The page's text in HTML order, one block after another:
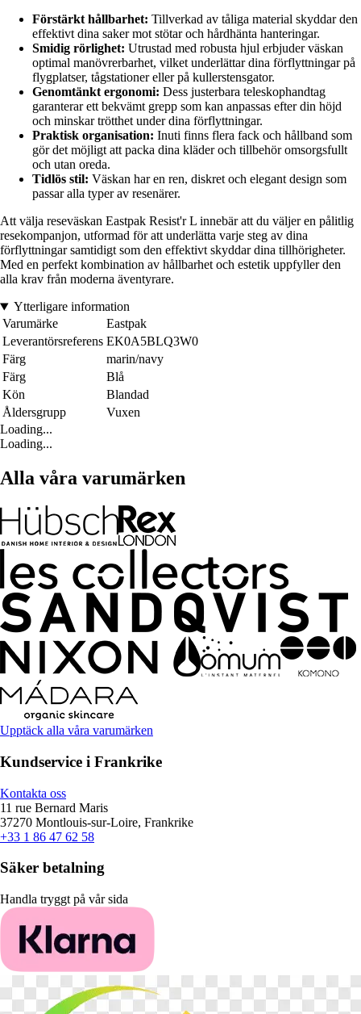
Förstärkt hållbarhet: Tillverkad av tåliga material skyddar den
effektivt dina saker mot stötar och hårdhänta hanteringar.
Smidig rörlighet: Utrustad med robusta hjul erbjuder väskan
optimal manövrerbarhet, vilket underlättar dina förflyttningar på
flygplatser, tågstationer eller på kullerstensgator.
Genomtänkt ergonomi: Dess justerbara teleskophandtag
garanterar ett bekvämt grepp som kan anpassas efter din höjd
och minskar trötthet under dina förflyttningar.
Praktisk organisation: Inuti finns flera fack och hållband som
gör det möjligt att packa dina kläder och tillbehör omsorgsfullt
och utan oreda.
Tidlös stil: Väskan har en ren, diskret och elegant design som
passar alla typer av resenärer.
Att välja reseväskan Eastpak Resist'r L innebär att du väljer en pålitlig
resekompanjon, utformad för att underlätta varje steg av dina
förflyttningar samtidigt som den effektivt skyddar dina tillhörigheter.
Med en perfekt kombination av hållbarhet och estetik uppfyller den
alla krav från moderna äventyrare.
Ytterligare information
Varumärke
Eastpak
Leverantörsreferens EK0A5BLQ3W0
Färg
marin/navy
Färg
Blå
Kön
Blandad
Åldersgrupp
Vuxen
Loading...
Loading...
Alla våra varumärken
Upptäck alla våra varumärken
Kundservice i Frankrike
Kontakta oss
11 rue Bernard Maris
37270 Montlouis-sur-Loire, Frankrike
+33 1 86 47 62 58
Säker betalning
Handla tryggt på vår sida